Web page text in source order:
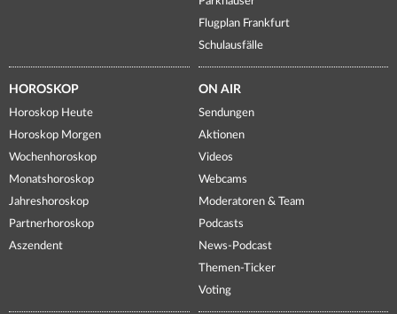
Flugplan Frankfurt
Schulausfälle
HOROSKOP
Horoskop Heute
Horoskop Morgen
Wochenhoroskop
Monatshoroskop
Jahreshoroskop
Partnerhoroskop
Aszendent
ON AIR
Sendungen
Aktionen
Videos
Webcams
Moderatoren & Team
Podcasts
News-Podcast
Themen-Ticker
Voting